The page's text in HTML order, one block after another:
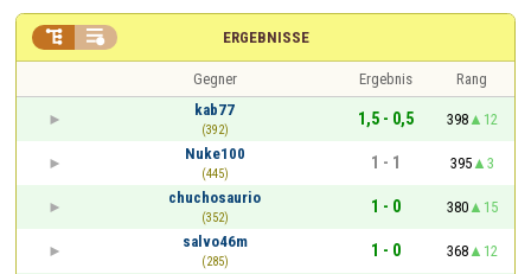
ERGEBNISSE
 
Gegner Ergebnis
Rang
kab77
(392)
1,5 - 0,5 398
12
Nuke100
(445)
1 - 1 395
3
chuchosaurio
(352)
1 - 0 380
15
salvo46m
(285)
1 - 0 368
12